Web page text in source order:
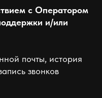
с Оператором
и/или
почты, история
звонков